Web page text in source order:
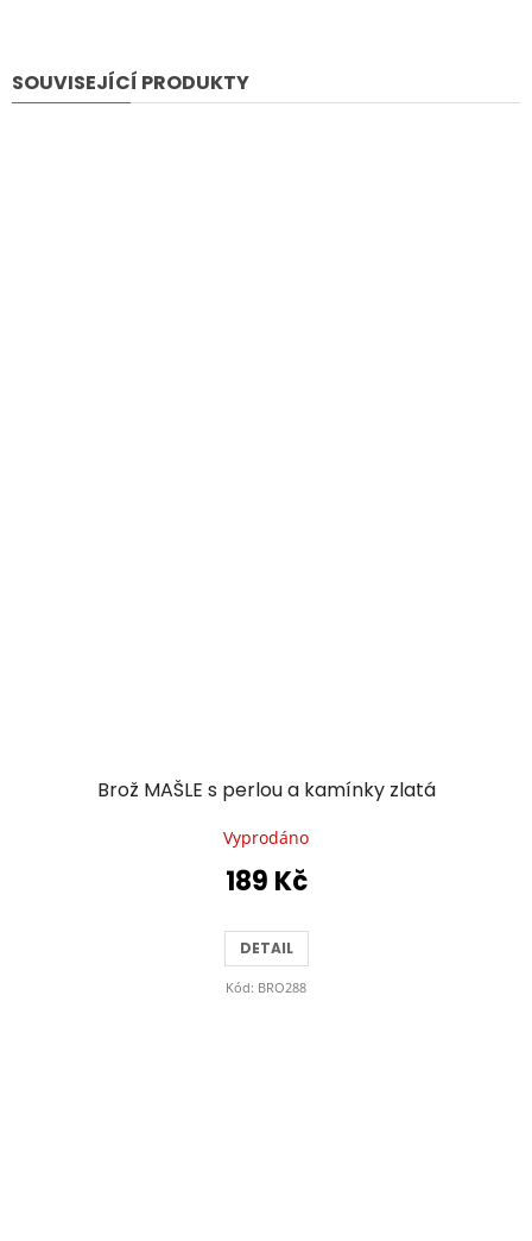
SOUVISEJÍCÍ PRODUKTY
Brož MAŠLE s perlou a kamínky zlatá
Vyprodáno
189 Kč
DETAIL
Kód: BRO288